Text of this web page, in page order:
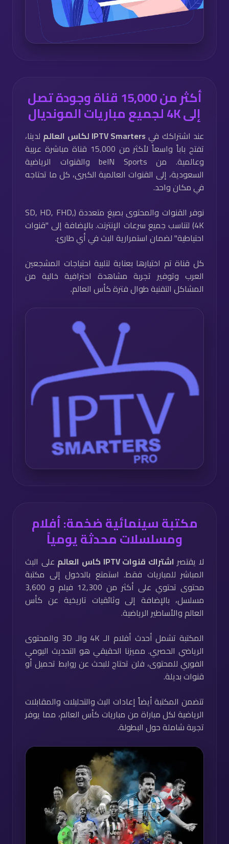
أكثر من 15,000 قناة وجودة تصل
إلى 4K لجميع مباريات المونديال
عند اشتراكك في IPTV Smarters لكاس العالم
لدينا،
تفتح باباً واسعاً لأكثر من 15,000 قناة مباشرة عربية
وعالمية. من beIN Sports والقنوات الرياضية
السعودية، إلى القنوات العالمية الكبرى، كل ما تحتاجه
في مكان واحد.
نوفر القنوات والمحتوى بصيغ متعددة (SD, HD, FHD,
4K) لتناسب جميع سرعات الإنترنت. بالإضافة إلى "قنوات
احتياطية" لضمان استمرارية البث في أي طارئ.
كل قناة تم اختيارها بعناية لتلبية احتياجات المشجعين
العرب وتوفير تجربة مشاهدة احترافية خالية من
المشاكل التقنية طوال فترة كأس العالم.
مكتبة سينمائية ضخمة: أفلام
ومسلسلات محدثة يومياً
لا يقتصر اشتراك قنوات IPTV كاس العالم
على البث
المباشر للمباريات فقط. استمتع بالدخول إلى مكتبة
محتوى تحتوي على أكثر من 12,300 فيلم و 3,600
مسلسل، بالإضافة إلى وثائقيات تاريخية عن كأس
العالم والأساطير الرياضية.
المكتبة تشمل أحدث أفلام الـ 4K والـ 3D والمحتوى
الرياضي الحصري. مميزنا الحقيقي هو التحديث اليومي
الفوري للمحتوى، فلن تحتاج للبحث عن روابط تحميل أو
قنوات بديلة.
تتضمن المكتبة أيضاً إعادات البث والتحليلات والمقابلات
الرياضية لكل مباراة من مباريات كأس العالم، مما يوفر
تجربة شاملة حول البطولة.